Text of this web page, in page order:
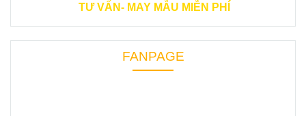
TƯ VẤN- MAY MẪU MIỄN PHÍ
FANPAGE